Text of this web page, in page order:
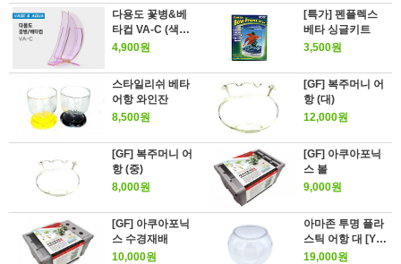
다용도 꽃병&베
타컵 VA-C (색상
랜덤)
4,900원
[특가] 펜플렉스
베타 싱글키트
3,500원
스타일리쉬 베타
어항 와인잔
8,500원
[GF] 복주머니 어
항 (대)
12,000원
[GF] 복주머니 어
항 (중)
8,000원
[GF] 아쿠아포닉
스 볼
9,000원
[GF] 아쿠아포닉
스 수경재배
10,000원
아마존 투명 플라
스틱 어항 대 [YG-
300]
19,000원